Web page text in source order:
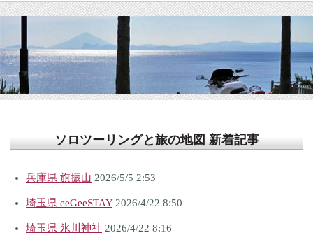
ソロツーリングと旅の地図 新着記事
兵庫県 旗振山 2026/5/5 2:53
埼玉県 eeGeeSTAY2026/4/22 8:50
埼玉県 氷川神社 2026/4/22 8:16